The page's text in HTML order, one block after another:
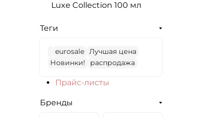
Luxe Collection 100 мл
Теги
eurosale Лучшая цена
Новинки!
распродажа
Прайс-листы
Бренды